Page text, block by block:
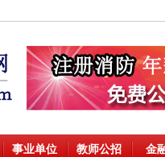
事业单位 教师公招 金